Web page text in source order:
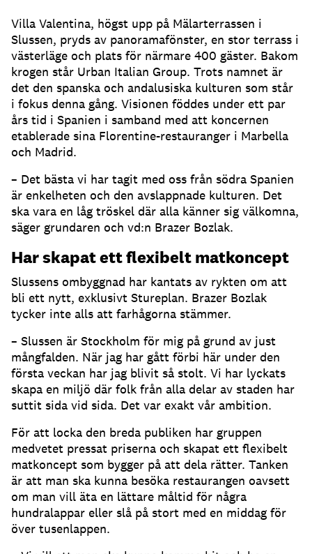
Villa Valentina, högst upp på Mälarterrassen i
Slussen, pryds av panoramafönster, en stor terrass i
västerläge och plats för närmare 400 gäster. Bakom
krogen står Urban Italian Group. Trots namnet är
det den spanska och andalusiska kulturen som står
i fokus denna gång. Visionen föddes under ett par
års tid i Spanien i samband med att koncernen
etablerade sina Florentine-restauranger i Marbella
och Madrid.
– Det bästa vi har tagit med oss från södra Spanien
är enkelheten och den avslappnade kulturen. Det
ska vara en låg tröskel där alla känner sig välkomna,
säger grundaren och vd:n Brazer Bozlak.
Har skapat ett flexibelt matkoncept
Slussens ombyggnad har kantats av rykten om att
bli ett nytt, exklusivt Stureplan. Brazer Bozlak
tycker inte alls att farhågorna stämmer.
– Slussen är Stockholm för mig på grund av just
mångfalden. När jag har gått förbi här under den
första veckan har jag blivit så stolt. Vi har lyckats
skapa en miljö där folk från alla delar av staden har
suttit sida vid sida. Det var exakt vår ambition.
För att locka den breda publiken har gruppen
medvetet pressat priserna och skapat ett flexibelt
matkoncept som bygger på att dela rätter. Tanken
är att man ska kunna besöka restaurangen oavsett
om man vill äta en lättare måltid för några
hundralappar eller slå på stort med en middag för
över tusenlappen.